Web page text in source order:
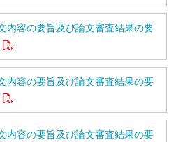
容の要旨及び論文審査結果の要
容の要旨及び論文審査結果の要
容の要旨及び論文審査結果の要